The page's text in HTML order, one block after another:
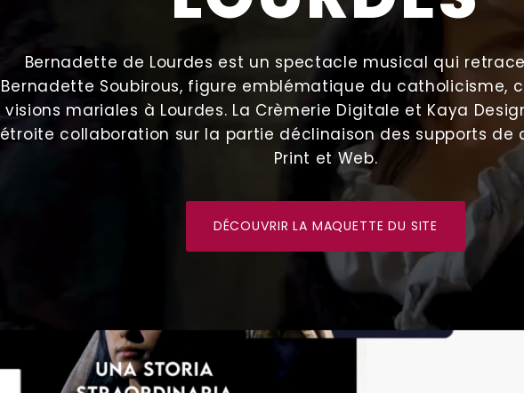
Bernadette de Lourdes est un spectacle musical qui
Bernadette Soubirous, figure emblématique du catholicisme,
visions mariales à Lourdes. La Crèmerie Digitale et Kaya
étroite collaboration sur la partie déclinaison des supports de
Print et Web.
DÉCOUVRIR LA MAQUETTE DU SITE